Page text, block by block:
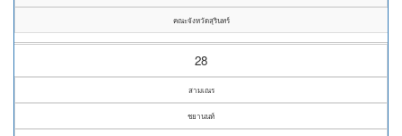
คณะจังหวัดสุรินทร์
28
สามเณร
ชยานนท์